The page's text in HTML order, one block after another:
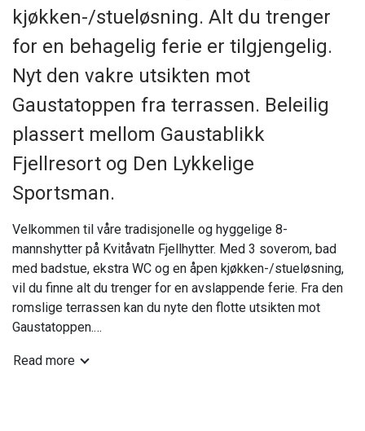
kjøkken-/stueløsning. Alt du trenger
for en behagelig ferie er tilgjengelig.
Nyt den vakre utsikten mot
Gaustatoppen fra terrassen. Beleilig
plassert mellom Gaustablikk
Fjellresort og Den Lykkelige
Sportsman.
Velkommen til våre tradisjonelle og hyggelige 8-
mannshytter på Kvitåvatn Fjellhytter. Med 3 soverom, bad
med badstue, ekstra WC og en åpen kjøkken-/stueløsning,
vil du finne alt du trenger for en avslappende ferie. Fra den
romslige terrassen kan du nyte den flotte utsikten mot
Gaustatoppen.
Våre 75 kvm store hytter fordeler seg over to etasjer.
Read more